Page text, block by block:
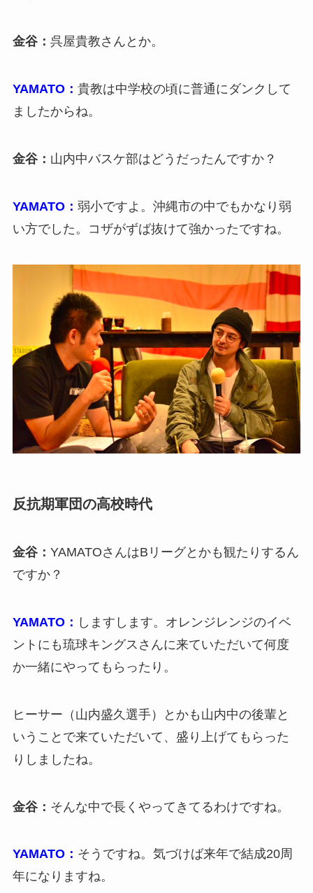
金谷： 呉屋貴教さんとか。
YAMATO： 貴教は中学校の頃に普通にダンクして
ましたからね。
金谷： 山内中バスケ部はどうだったんですか？
YAMATO： 弱小ですよ。沖縄市の中でもかなり弱
い方でした。コザがずば抜けて強かったですね。
反抗期軍団の高校時代
金谷： YAMATOさんはBリーグとかも観たりするん
ですか？
YAMATO： しますします。オレンジレンジのイベ
ントにも琉球キングスさんに来ていただいて何度
か一緒にやってもらったり。
ヒーサー（山内盛久選手）とかも山内中の後輩と
いうことで来ていただいて、盛り上げてもらった
りしましたね。
金谷： そんな中で長くやってきてるわけですね。
YAMATO： そうですね。気づけば来年で結成20周
年になりますね。